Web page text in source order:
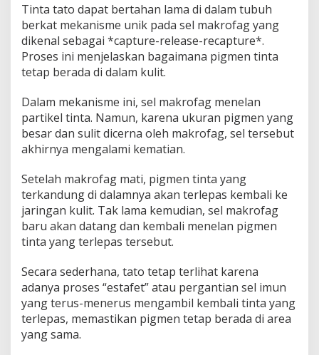
Tinta tato dapat bertahan lama di dalam tubuh
berkat mekanisme unik pada sel makrofag yang
dikenal sebagai *capture-release-recapture*.
Proses ini menjelaskan bagaimana pigmen tinta
tetap berada di dalam kulit.
Dalam mekanisme ini, sel makrofag menelan
partikel tinta. Namun, karena ukuran pigmen yang
besar dan sulit dicerna oleh makrofag, sel tersebut
akhirnya mengalami kematian.
Setelah makrofag mati, pigmen tinta yang
terkandung di dalamnya akan terlepas kembali ke
jaringan kulit. Tak lama kemudian, sel makrofag
baru akan datang dan kembali menelan pigmen
tinta yang terlepas tersebut.
Secara sederhana, tato tetap terlihat karena
adanya proses “estafet” atau pergantian sel imun
yang terus-menerus mengambil kembali tinta yang
terlepas, memastikan pigmen tetap berada di area
yang sama.